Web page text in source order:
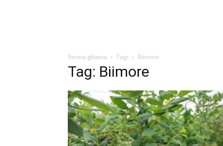
Strona główna Tagi Biimore
Tag: Biimore